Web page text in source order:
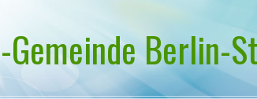
Berlin-